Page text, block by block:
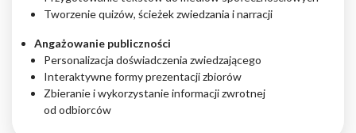
Tworzenie quizów, ścieżek zwiedzania i narracji
Angażowanie publiczności
Personalizacja doświadczenia zwiedzającego
Interaktywne formy prezentacji zbiorów
Zbieranie i wykorzystanie informacji zwrotnej
od odbiorców